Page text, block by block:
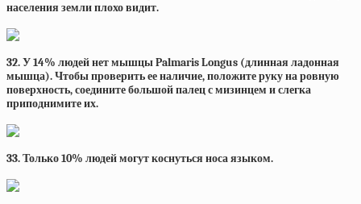
населения земли плохо видит.
32. У 14% людей нет мышцы Palmaris Longus (длинная ладонная
мышца). Чтобы проверить ее наличие, положите руку на ровную
поверхность, соедините большой палец с мизинцем и слегка
приподнимите их.
33. Только 10% людей могут коснуться носа языком.